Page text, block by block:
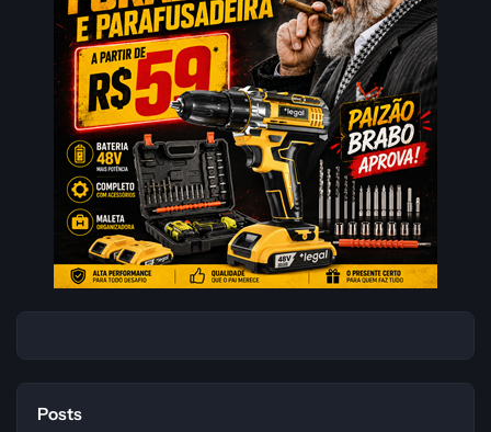
Posts